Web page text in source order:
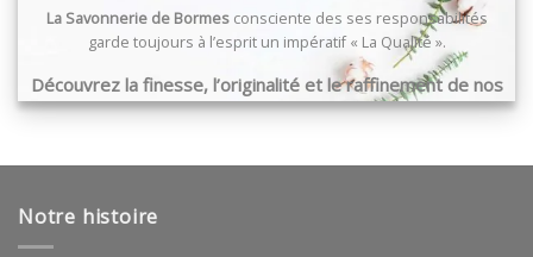
La Savonnerie de Bormesconsciente des ses responsabilités
garde toujours à l’esprit un impératif « La Qualité ».
Découvrez la finesse, l’originalité et le raffinement de nos
produits …
Notre histoire